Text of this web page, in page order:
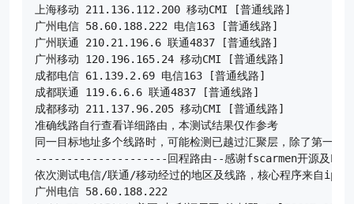
上海移动 211.136.112.200 移动CMI [普通线路]
广州电信 58.60.188.222 电信163 [普通线路]
广州联通 210.21.196.6 联通4837 [普通线路]
广州移动 120.196.165.24 移动CMI [普通线路]
成都电信 61.139.2.69 电信163 [普通线路]
成都联通 119.6.6.6 联通4837 [普通线路]
成都移动 211.137.96.205 移动CMI [普通线路]
准确线路自行查看详细路由，本测试结果仅作参考
同一目标地址多个线路时，可能检测已越过汇聚层，除了第一个
---------------------回程路由--感谢fscarmen开源
依次测试电信/联通/移动经过的地区及线路，核心程序来自
广州电信 58.60.188.222